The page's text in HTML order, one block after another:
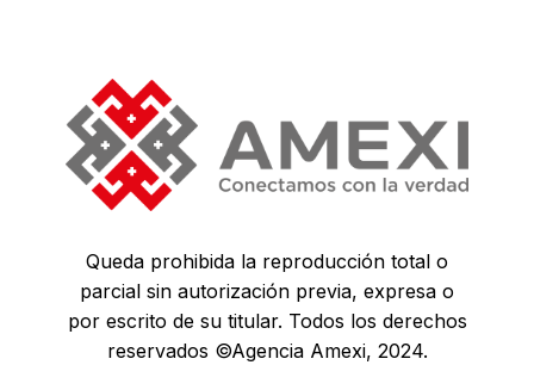
Queda prohibida la reproducción total o
parcial sin autorización previa, expresa o
por escrito de su titular. Todos los derechos
reservados ©Agencia Amexi, 2024.